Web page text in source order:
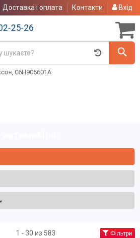
Доставка і оплата Контакти Вхід
25-26
06H905601A
1 - 30 из 583 Фільтри